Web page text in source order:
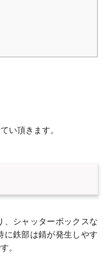
い頂きます。
、シャッターボックスな
に鉄部は錆が発生しやす
。